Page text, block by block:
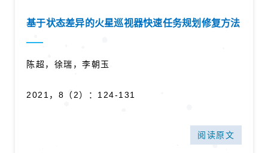
基于状态差异的火星巡视器快速任务规划修复方法
陈超，徐瑞，李朝玉
2021，8（2）：124-131
阅读原文